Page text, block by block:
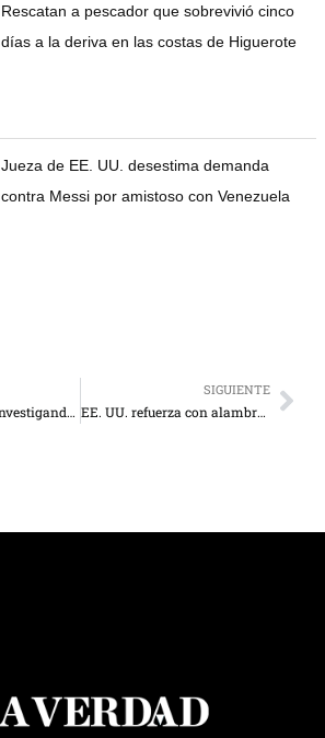
Rescatan a pescador que sobrevivió cinco
días a la deriva en las costas de Higuerote
Jueza de EE. UU. desestima demanda
contra Messi por amistoso con Venezuela
EE. UU. seguirá “investigando” a quienes violen sanciones contra Gobierno de Maduro
SIGUIENTE
EE. UU. refuerza con alambres de púas el muro fronterizo en Tijuana